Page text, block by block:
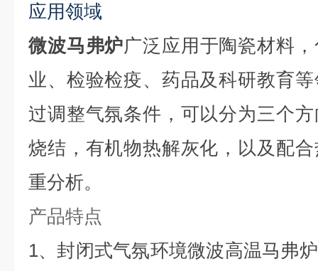
应用领域
微波马弗炉广泛应用于陶瓷材料
业、检验检疫、药品及科研教育
过调整气氛条件，可以分为三个
烧结，有机物热解灰化，以及配
重分析。
产品特点
1、封闭式气氛环境微波高温马弗